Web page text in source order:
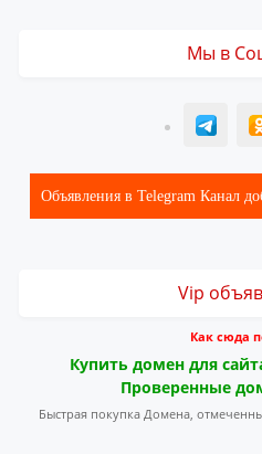
Мы в
T
Объявления в Telegram Канал
Vip
Как сюда
Купить домен для
Проверенные
Быстрая покупка Домена,